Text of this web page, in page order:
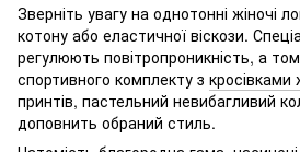
Зверніть увагу на однотонні жіночі
котону або еластичної віскози.
регулюють повітропроникність, а
спортивного комплекту з кросівками
принтів, пастельний невибагливий
доповнить обраний стиль.